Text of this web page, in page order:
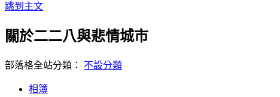
跳到主文
關於二二八與悲情城市
部落格全站分類： 不設分類
相簿